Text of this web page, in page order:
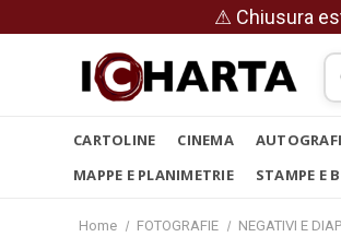
⚠ Chiusura
CARTOLINE CINEMA AUTOGRAFI
MAPPE E PLANIMETRIE
STAMPE E
Home FOTOGRAFIE NEGATIVI E